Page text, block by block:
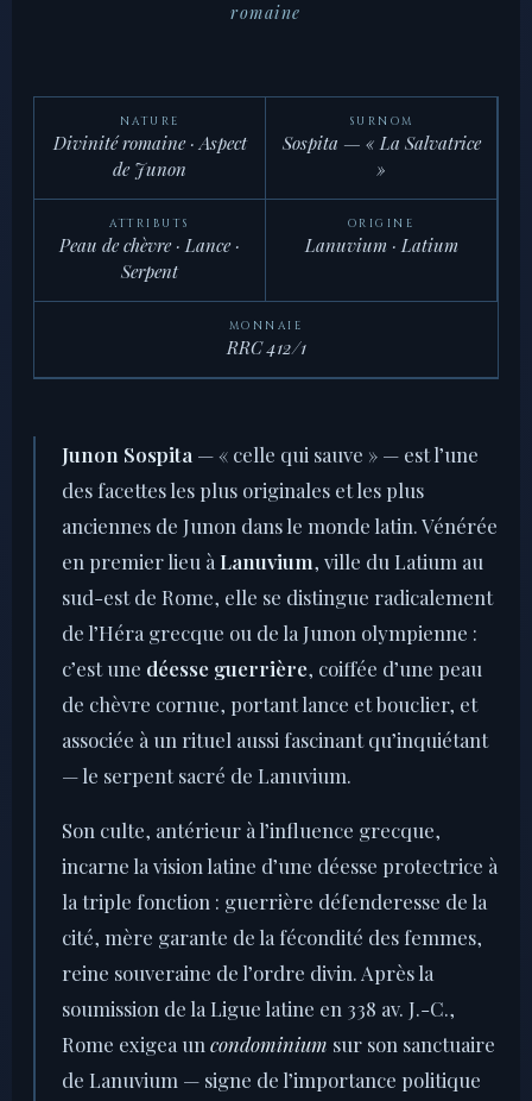
romaine
NATURE
Divinité romaine · Aspect
de Junon
SURNOM
Sospita — « La Salvatrice
»
ATTRIBUTS
Peau de chèvre · Lance ·
Serpent
ORIGINE
Lanuvium · Latium
MONNAIE
RRC 412/1
Junon Sospita — « celle qui sauve » — est l’une
des facettes les plus originales et les plus
anciennes de Junon dans le monde latin. Vénérée
en premier lieu à Lanuvium, ville du Latium au
sud-est de Rome, elle se distingue radicalement
de l’Héra grecque ou de la Junon olympienne :
c’est une déesse guerrière, coiffée d’une peau
de chèvre cornue, portant lance et bouclier, et
associée à un rituel aussi fascinant qu’inquiétant
— le serpent sacré de Lanuvium.
Son culte, antérieur à l’influence grecque,
incarne la vision latine d’une déesse protectrice à
la triple fonction : guerrière défenderesse de la
cité, mère garante de la fécondité des femmes,
reine souveraine de l’ordre divin. Après la
soumission de la Ligue latine en 338 av. J.-C.,
Rome exigea un condominium sur son sanctuaire
de Lanuvium — signe de l’importance politique